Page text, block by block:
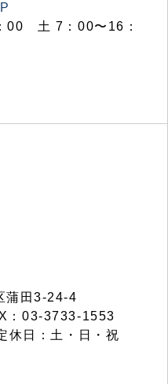
00 土 7：00〜16：
蒲田3-24-4
：03-3733-1553
休日：土・日・祝